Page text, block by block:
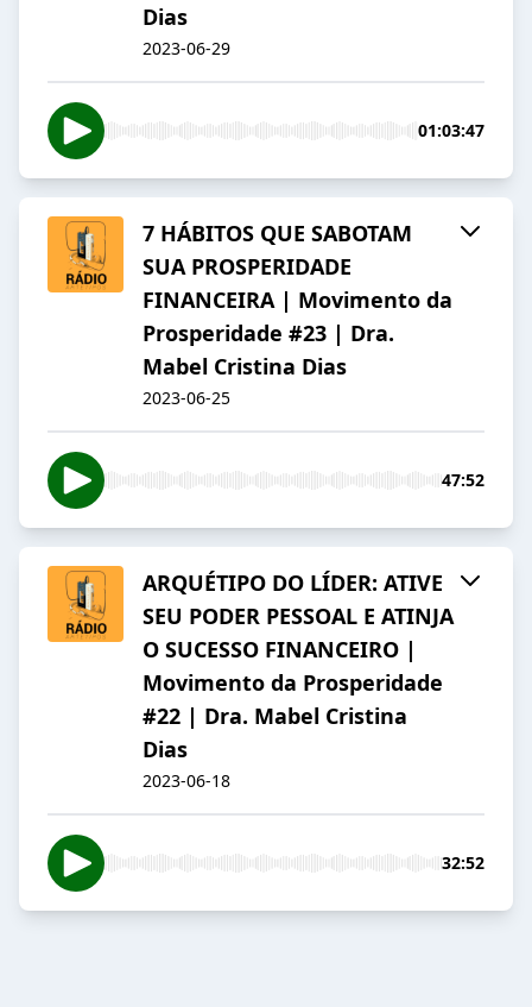
Dias
2023-06-29
01:03:47
7 HÁBITOS QUE SABOTAM
SUA PROSPERIDADE
FINANCEIRA | Movimento da
Prosperidade #23 | Dra.
Mabel Cristina Dias
2023-06-25
47:52
ARQUÉTIPO DO LÍDER: ATIVE
SEU PODER PESSOAL E ATINJA
O SUCESSO FINANCEIRO |
Movimento da Prosperidade
#22 | Dra. Mabel Cristina
Dias
2023-06-18
32:52